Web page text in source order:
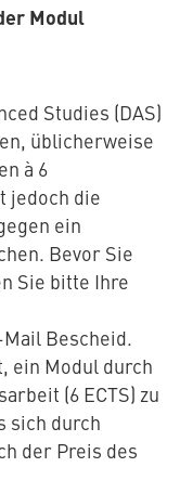
Modul
Studies (DAS)
üblicherweise
à 6
jedoch die
ein
Bevor Sie
Sie bitte Ihre
Bescheid.
ein Modul durch
(6 ECTS) zu
sich durch
der Preis des